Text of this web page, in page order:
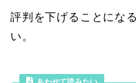
評判を下げることにな
い。